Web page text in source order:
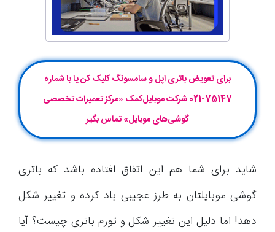
برای تعویض باتری اپل و سامسونگ کلیک کن یا با شماره
75147-021 شرکت موبایل‌کمک «مرکز تعمیرات تخصصی
گوشی‌های موبایل» تماس بگیر
شاید برای شما هم این اتفاق افتاده باشد که باتری
گوشی موبایلتان به طرز عجیبی باد کرده و تغییر شکل
دهد! اما دلیل این تغییر شکل و تورم باتری چیست؟ آیا